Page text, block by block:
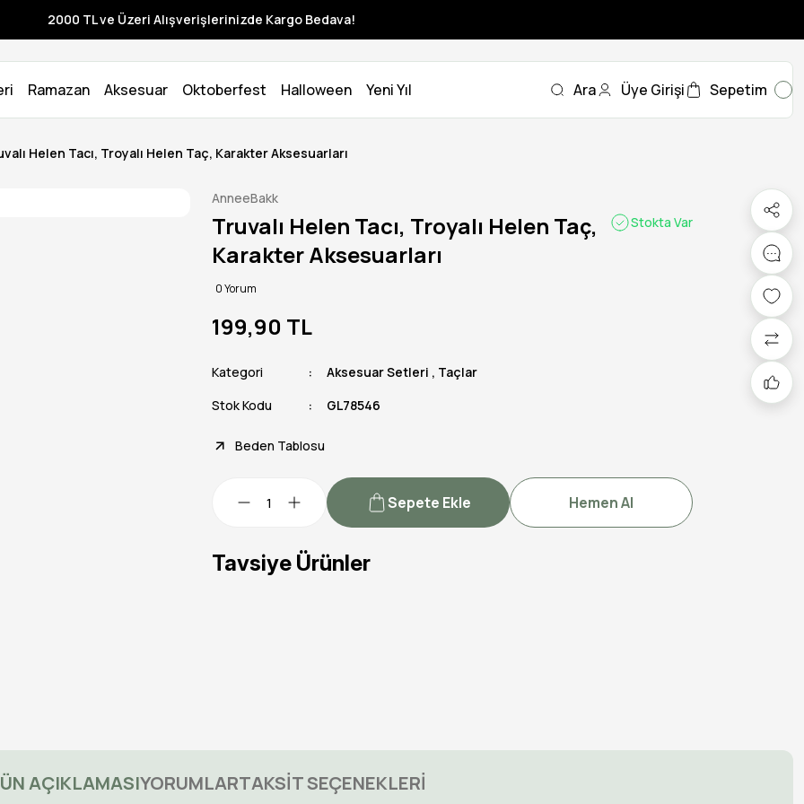
2000 TL ve Üzeri Alışverişlerinizde Kargo Bedava!
Ramazan Aksesuar Oktoberfest Halloween Yeni Yıl Ara Üye Girişi Sepetim
Helen Tacı, Troyalı Helen Taç, Karakter Aksesuarları
AnneeBakk
Truvalı Helen Tacı, Troyalı Helen Taç,
Karakter Aksesuarları
0 Yorum
Stokta Var
199,90 TL
Kategori Aksesuar Setleri , Taçlar
Stok Kodu
GL78546
Beden Tablosu
Sepete Ekle Hemen Al
Tavsiye Ürünler
AÇIKLAMASIYORUMLARTAKSİT SEÇENEKLERİ